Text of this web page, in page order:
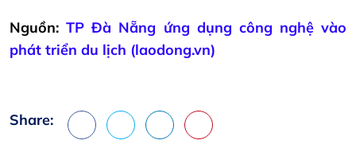
Nguồn:TP Đà Nẵng ứng dụng công nghệ vào
phát triển du lịch (laodong.vn)
Share:
Facebook
X LinkedInPinterest